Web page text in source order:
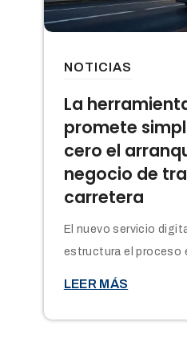
La
promete
cero el
negocio de
carretera
NOTICIAS
El nuevo servicio
estructura el proceso
LEER MÁS